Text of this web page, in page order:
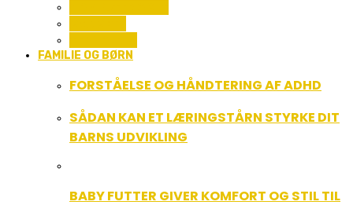
FAMILIE OG BØRN
FORSTÅELSE OG HÅNDTERING AF ADHD
SÅDAN KAN ET LÆRINGSTÅRN STYRKE DIT
BARNS UDVIKLING
BABY FUTTER GIVER KOMFORT OG STIL TIL